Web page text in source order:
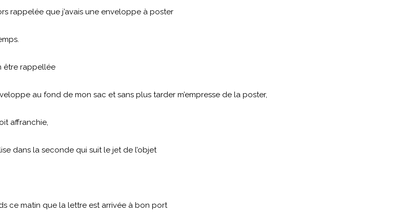
rappelée que j’avais une enveloppe à poster
être rappellée
au fond de mon sac et sans plus tarder m’empresse de la poster,
affranchie,
dans la seconde qui suit le jet de l’objet
ce matin que la lettre est arrivée à bon port